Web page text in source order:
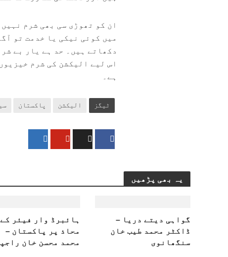
ان کو تھوڑی سی بھی شرم
میں کوئی نیکی یا خدمت تو
دکھاتے ہیں۔ حد ہے یار بے
اس لیے الیکشن کی شرم
ہے۔
ٹیگز الیکشن پاکستان
یہ بھی پڑھیں
گواہی دیتے دریا –
ڈاکٹر محمد طیب خان
سنگھانوی
ہائبرڈ وار فیئر کے
محاذ پر پاکستان –
محمد محسن خان